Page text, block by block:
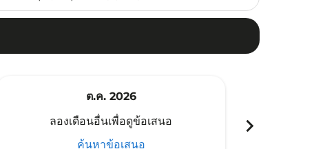
ต.ค. 2026
ลองเดือนอื่นเพื่อดูข้อเสนอ
ค้นหาข้อเสนอ
chevron_right